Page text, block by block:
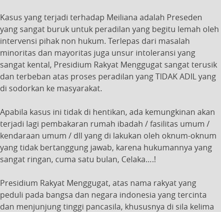
Kasus yang terjadi terhadap Meiliana adalah Preseden
yang sangat buruk untuk peradilan yang begitu lemah oleh
intervensi pihak non hukum. Terlepas dari masalah
minoritas dan mayoritas juga unsur intoleransi yang
sangat kental, Presidium Rakyat Menggugat sangat terusik
dan terbeban atas proses peradilan yang TIDAK ADIL yang
di sodorkan ke masyarakat.
Apabila kasus ini tidak di hentikan, ada kemungkinan akan
terjadi lagi pembakaran rumah ibadah / fasilitas umum /
kendaraan umum / dll yang di lakukan oleh oknum-oknum
yang tidak bertanggung jawab, karena hukumannya yang
sangat ringan, cuma satu bulan, Celaka….!
Presidium Rakyat Menggugat, atas nama rakyat yang
peduli pada bangsa dan negara indonesia yang tercinta
dan menjunjung tinggi pancasila, khususnya di sila kelima